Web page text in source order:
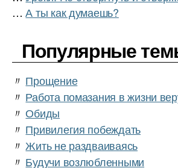
…А ты как думаешь?
Популярные
〃 Прощение
〃 Работа помазания в жизни
〃 Обиды
〃 Привилегия побеждать
〃 Жить не раздваиваясь
〃 Будучи возлюбленными